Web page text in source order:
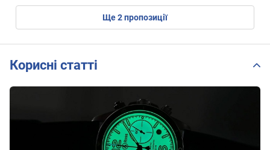
ще2пропозиції
Корисні статті